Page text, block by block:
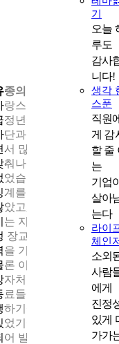
기
오늘
루도
감사
니다!
생각
스푼
직원에
게 감
할 줄
는
기업이
살아
는다
라이
체인
소외
사람
에게
진정
있게
가가
종의 미를 거둬야 새로
랑스러운 군복을 입은
정년에 도달했습니다.
단과 각종 파견근무 등
서 많은 것을 배우고,
춰나갔지만 결국 진급
었습니다. 사실 저는 군
계를 받은 경험이 있습
았고, 실제로도 끝내 진
는 지휘관님들과 전우
장교’란 보이지 않는
을 기하고자 최선을 다
론 이런 저를 보며 전역
자처럼 업무만 하고 있
료들에게 늘 감사함을
하기에는 제 역량과 집
었기에 오히려 맡은 소
어 발걸음이 가벼울 수